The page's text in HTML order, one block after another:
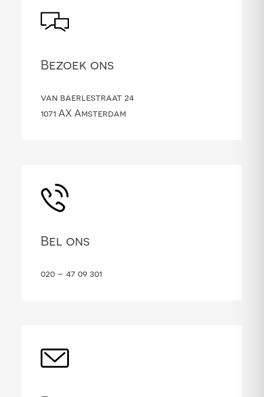
Bezoek ons
van baerlestraat 24
1071 AX Amsterdam
Bel ons
020 – 47 09 301